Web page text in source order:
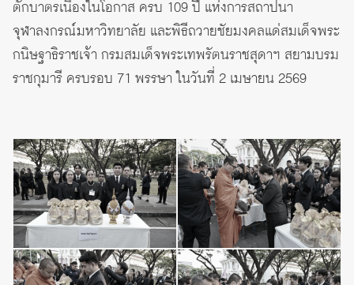
ตักบาตรเนื่องในโอกาส ครบ 109 ปี แห่งการสถาปนา
จุฬาลงกรณ์มหาวิทยาลัย และพิธีถวายชัยมงคลแด่สมเด็จพระ
กนิษฐาธิราชเจ้า กรมสมเด็จพระเทพรัตนราชสุดาฯ สยามบรม
ราชกุมารี ครบรอบ 71 พรรษา ในวันที่ 2 เมษายน 2569